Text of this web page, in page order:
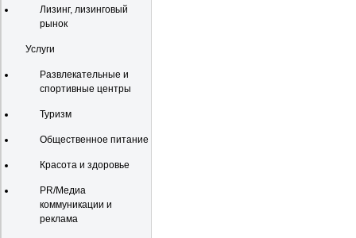
Лизинг, лизинговый
рынок
Услуги
Развлекательные и
спортивные центры
Туризм
Общественное питание
Красота и здоровье
PR/Медиа
коммуникации и
реклама